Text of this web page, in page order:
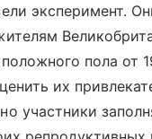
эксперимент.
пола от
их
участники